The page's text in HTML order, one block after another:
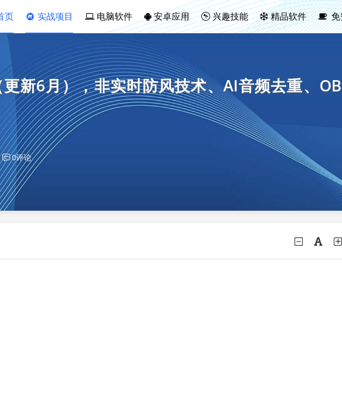
页 实战项目 电脑软件 安卓应用 兴趣技能 精品软件 免
新6月），非实时防风技术、AI音频去重、
0评论